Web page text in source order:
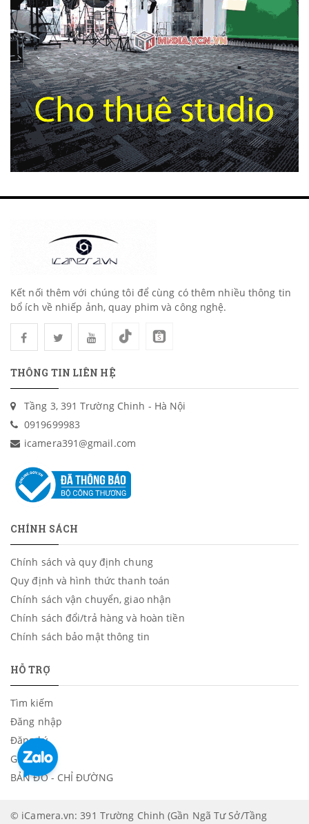
Kết nối thêm với chúng tôi để cùng có thêm nhiều thông tin
bổ ích về nhiếp ảnh, quay phim và công nghệ.
THÔNG TIN LIÊN HỆ
Tầng 3, 391 Trường Chinh - Hà Nội
0919699983
icamera391@gmail.com
CHÍNH SÁCH
Chính sách và quy định chung
Quy định và hình thức thanh toán
Chính sách vận chuyển, giao nhận
Chính sách đổi/trả hàng và hoàn tiền
Chính sách bảo mật thông tin
HỖ TRỢ
Tìm kiếm
Đăng nhập
Đăng ký
Giỏ hàng
BẢN ĐỒ - CHỈ ĐƯỜNG
© iCamera.vn: 391 Trường Chinh (Gần Ngã Tư Sở/Tầng